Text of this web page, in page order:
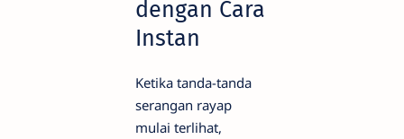
dengan Cara
Instan
Ketika tanda-tanda
serangan rayap
mulai terlihat,